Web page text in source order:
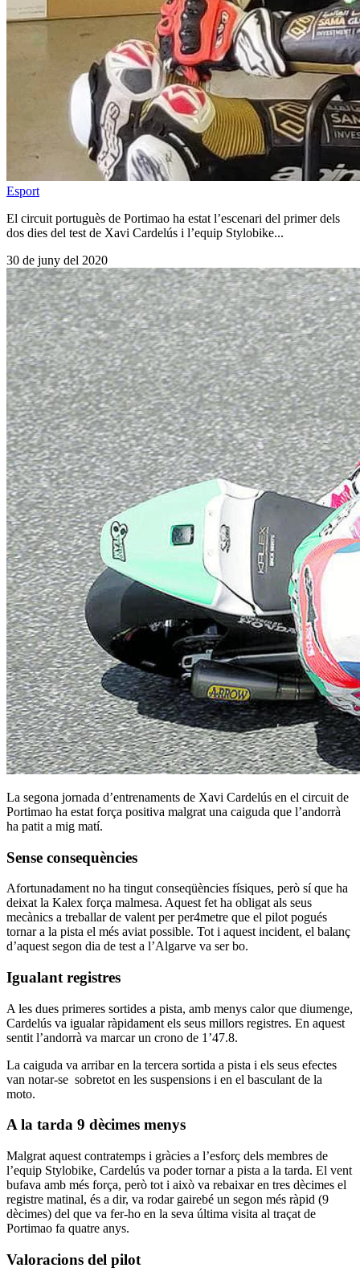
Esport
El circuit portuguès de Portimao ha estat l’escenari del primer dels
dos dies del test de Xavi Cardelús i l’equip Stylobike...
30 de juny del 2020
La segona jornada d’entrenaments de Xavi Cardelús en el circuit de
Portimao ha estat força positiva malgrat una caiguda que l’andorrà
ha patit a mig matí.
Sense consequències
Afortunadament no ha tingut conseqüències físiques, però sí que ha
deixat la Kalex força malmesa. Aquest fet ha obligat als seus
mecànics a treballar de valent per per4metre que el pilot pogués
tornar a la pista el més aviat possible. Tot i aquest incident, el balanç
d’aquest segon dia de test a l’Algarve va ser bo.
Igualant registres
A les dues primeres sortides a pista, amb menys calor que diumenge,
Cardelús va igualar ràpidament els seus millors registres. En aquest
sentit l’andorrà va marcar un crono de 1’47.8.
La caiguda va arribar en la tercera sortida a pista i els seus efectes
van notar-se sobretot en les suspensions i en el basculant de la
moto.
A la tarda 9 dècimes menys
Malgrat aquest contratemps i gràcies a l’esforç dels membres de
l’equip Stylobike, Cardelús va poder tornar a pista a la tarda. El vent
bufava amb més força, però tot i això va rebaixar en tres dècimes el
registre matinal, és a dir, va rodar gairebé un segon més ràpid (9
dècimes) del que va fer-ho en la seva última visita al traçat de
Portimao fa quatre anys.
Valoracions del pilot